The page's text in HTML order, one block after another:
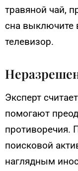
травяной чай,
сна выключите
телевизор.
Эксперт
помогают
противоречия.
поисковой
наглядным